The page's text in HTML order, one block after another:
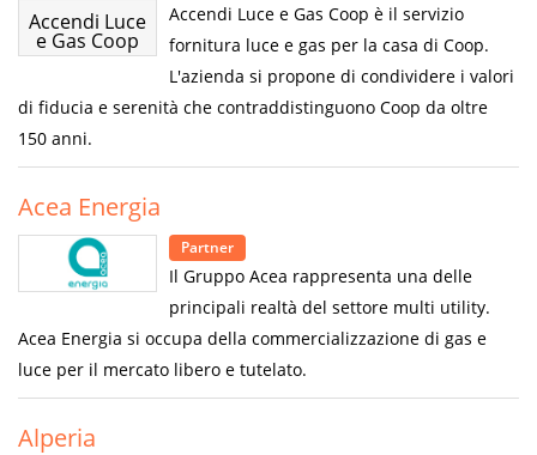
Accendi Luce
e Gas Coop
Accendi Luce e Gas Coop è il servizio
fornitura luce e gas per la casa di Coop.
L'azienda si propone di condividere i valori
di fiducia e serenità che contraddistinguono Coop da oltre
150 anni.
Acea Energia
Partner
Il Gruppo Acea rappresenta una delle
principali realtà del settore multi utility.
Acea Energia si occupa della commercializzazione di gas e
luce per il mercato libero e tutelato.
Alperia